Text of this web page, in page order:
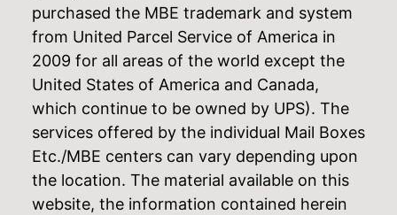
purchased the MBE trademark and system
from United Parcel Service of America in
2009 for all areas of the world except the
United States of America and Canada,
which continue to be owned by UPS). The
services offered by the individual Mail Boxes
Etc./MBE centers can vary depending upon
the location. The material available on this
website, the information contained herein